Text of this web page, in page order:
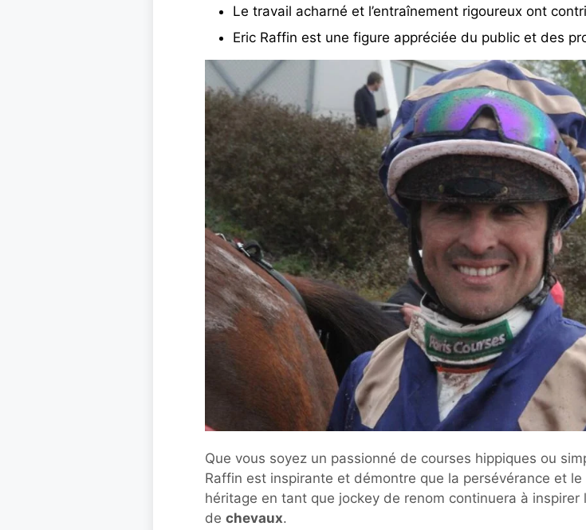
Le travail acharné et l’entraînement rigoureux ont
Eric Raffin est une figure appréciée du public et des
Que vous soyez un passionné de courses hippiques ou
Raffin est inspirante et démontre que la persévérance et
héritage en tant que jockey de renom continuera à
de chevaux.